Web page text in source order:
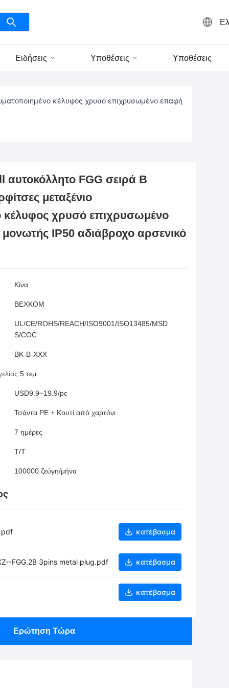
Ειδήσεις Υποθέσεις Υποθέσεις
κέλυφος χρυσό επιχρυσωμένο επαφή
FGG σειρά B
μεταξένιο
κέλυφος χρυσό επιχρυσωμένο
IP50 αδιάβροχο αρσενικό
Κίνα
BEXKOM
UL/CE/ROHS/REACH/ISO9001/ISO13485/MSD
S/COC
ΒΚ-Β-ΧΧΧ
5 τεμ
USD9.9~19.9/pc
Τσάντα PE + Κουτί από χαρτόνι
7 ημέρες
T/T
100000 ζεύγη/μήνα
κατέβασμα
FGG.2B 3pins metal plug.pdf κατέβασμα
κατέβασμα
Ερώτηση Τώρα